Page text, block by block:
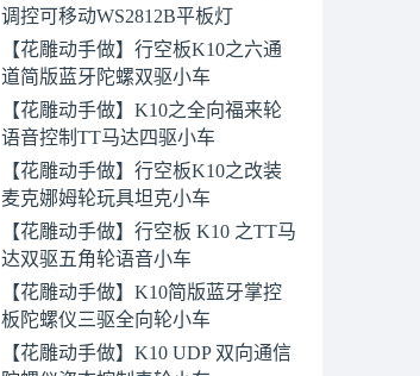
调控可移动WS2812B平板灯
【花雕动手做】行空板K10之六通
道简版蓝牙陀螺双驱小车
【花雕动手做】K10之全向福来轮
语音控制TT马达四驱小车
【花雕动手做】行空板K10之改装
麦克娜姆轮玩具坦克小车
【花雕动手做】行空板 K10 之TT马
达双驱五角轮语音小车
【花雕动手做】K10简版蓝牙掌控
板陀螺仪三驱全向轮小车
【花雕动手做】K10 UDP 双向通信